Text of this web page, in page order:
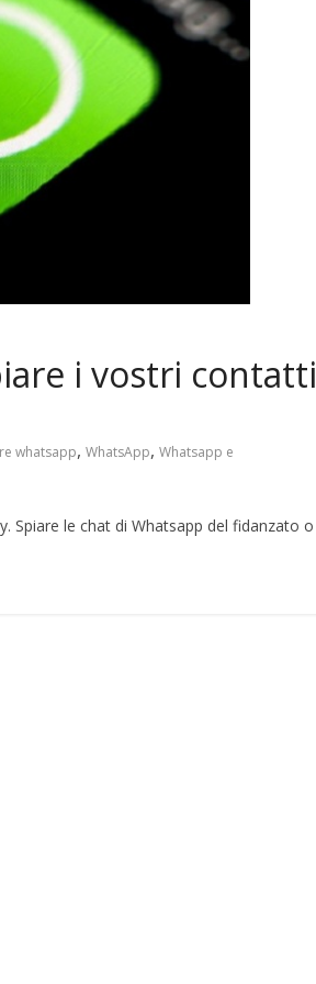
i vostri contatti
whatsapp, WhatsApp, Whatsapp e
Spiare le chat di Whatsapp del fidanzato o